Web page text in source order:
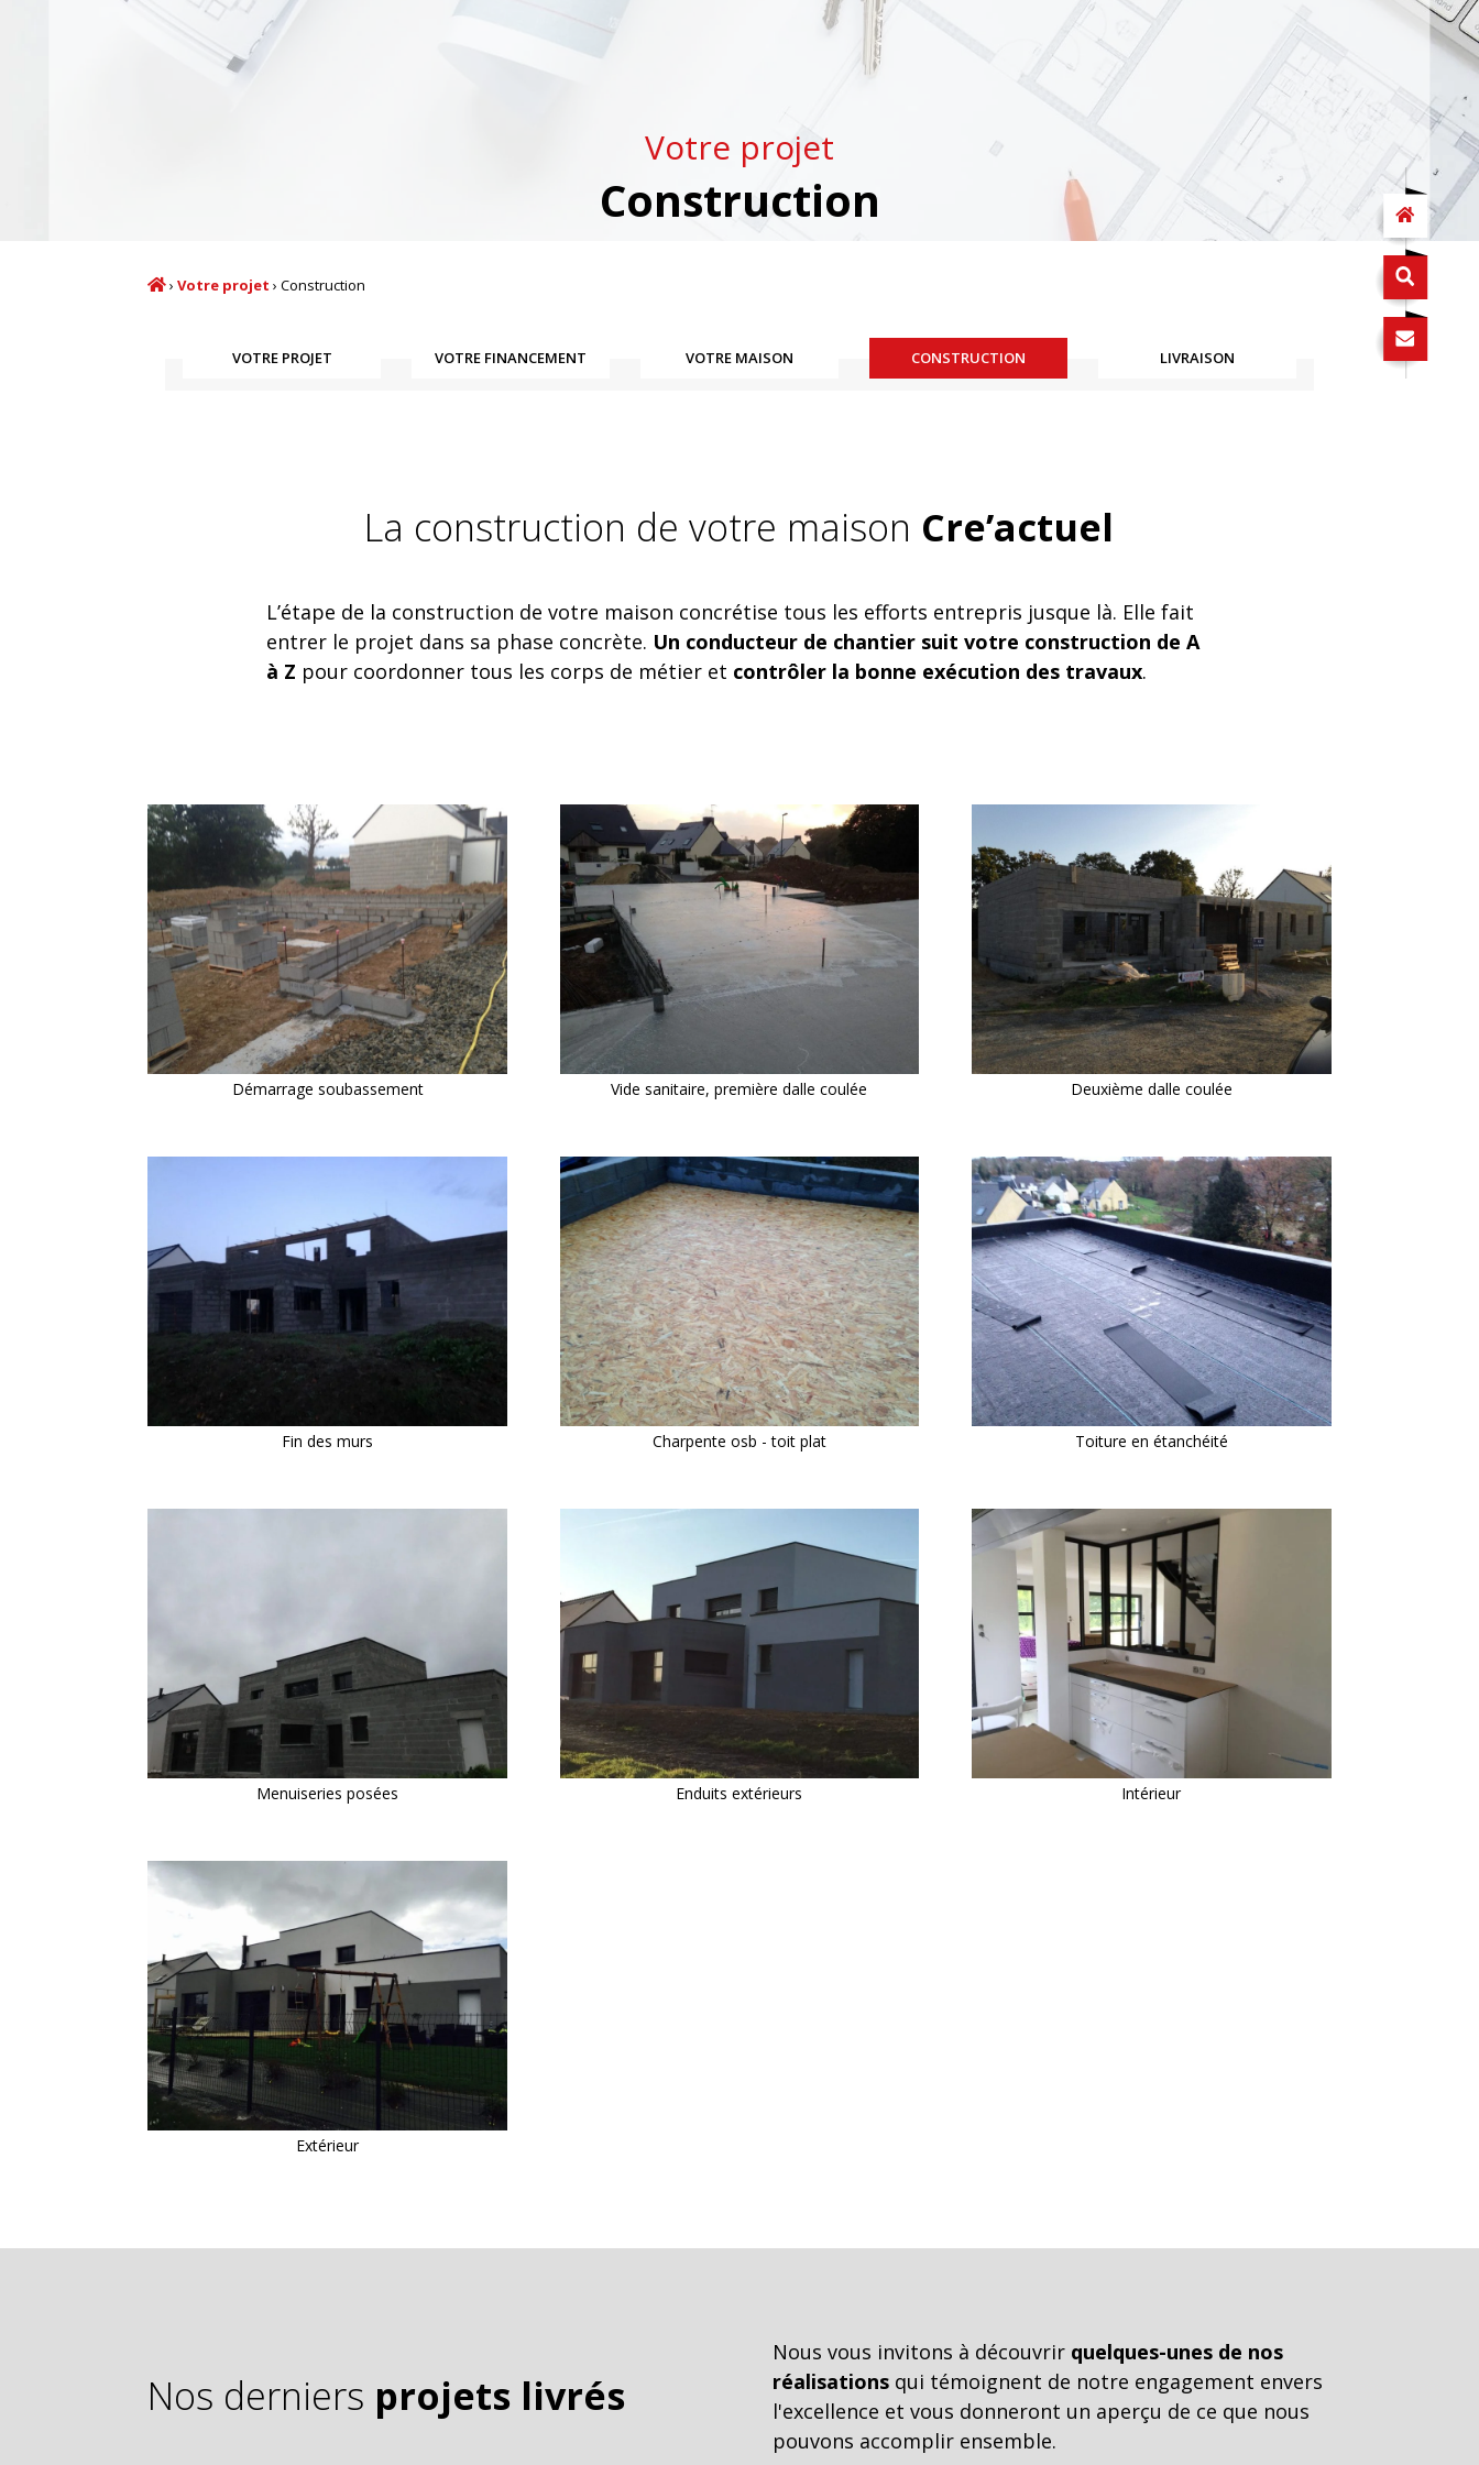
Votre projet
Construction
›Votre projet ›Construction
VOTRE PROJET VOTRE FINANCEMENT VOTRE MAISON CONSTRUCTION LIVRAISON
La construction de votre maison Cre’actuel
L’étape de la construction de votre maison concrétise tous les efforts entrepris jusque là. Elle fait
entrer le projet dans sa phase concrète. Un conducteur de chantier suit votre construction de A
à Z pour coordonner tous les corps de métier et contrôler la bonne exécution des travaux.
Démarrage soubassement Vide sanitaire, première dalle coulée Deuxième dalle coulée
Fin des murs Charpente osb - toit plat Toiture en étanchéité
Menuiseries posées Enduits extérieurs Intérieur
Extérieur
Nos derniers projets livrés
Nous vous invitons à découvrir quelques-unes de nos
réalisationsqui témoignent de notre engagement envers
l'excellence et vous donneront un aperçu de ce que nous
pouvons accomplir ensemble.